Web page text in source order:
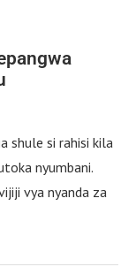
shule si rahisi kila
nyumbani.
vya nyanda za